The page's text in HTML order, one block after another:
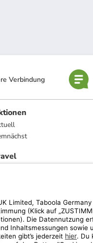
Verbindung